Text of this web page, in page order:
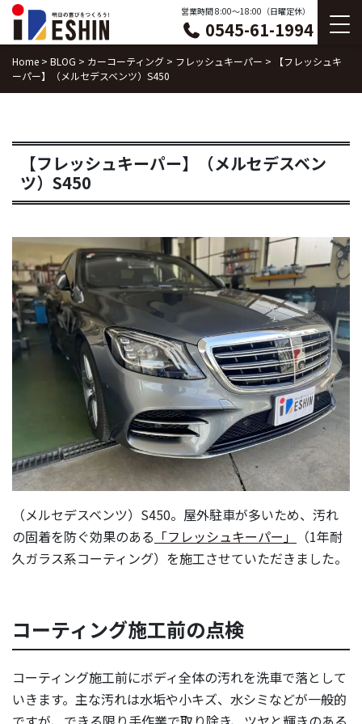
Skip
content
営業時間 8:00〜18:00（日曜定休）
0545-61-1994
Home > BLOG > カーコーティング > フレッシュキーパー >
【フレッシュキ
ーパー】（メルセデスベンツ）S450
【フレッシュキーパー】（メルセデスベン
ツ）S450
（メルセデスベンツ）S450。屋外駐車が多いため、汚れ
の固着を防ぐ効果のある 「フレッシュキーパー」
（1年耐
久ガラス系コーティング）を施工させていただきました。
コーティング施工前の点検
コーティング施工前にボディ全体の汚れを洗車で落として
いきます。主な汚れは水垢や小キズ、水シミなどが一般的